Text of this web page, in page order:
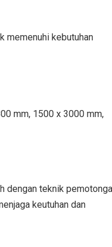
memenuhi kebutuhan
mm, 1500 x 3000 mm,
dengan teknik
keutuhan dan